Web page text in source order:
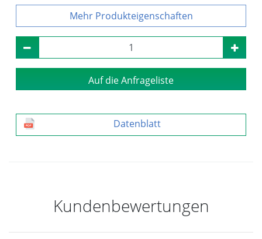
Produkteigenschaften
Auf die Anfrageliste
Datenblatt
Kundenbewertungen